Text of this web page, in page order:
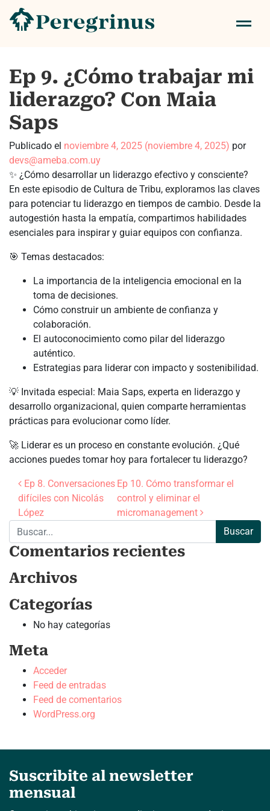
Ep 9. ¿Cómo trabajar mi
liderazgo? Con Maia
Saps
Publicado el noviembre 4, 2025 (noviembre 4, 2025) por
devs@ameba.com.uy
✨ ¿Cómo desarrollar un liderazgo efectivo y consciente?
En este episodio de Cultura de Tribu, exploramos las claves
para potenciar tu liderazgo en tiempos de cambio. Desde la
autogestión hasta la empatía, compartimos habilidades
esenciales para inspirar y guiar equipos con confianza.
🎯 Temas destacados:
La importancia de la inteligencia emocional en la
toma de decisiones.
Cómo construir un ambiente de confianza y
colaboración.
El autoconocimiento como pilar del liderazgo
auténtico.
Estrategias para liderar con impacto y sostenibilidad.
💡 Invitada especial: Maia Saps, experta en liderazgo y
desarrollo organizacional, quien comparte herramientas
prácticas para evolucionar como líder.
🚀 Liderar es un proceso en constante evolución. ¿Qué
acciones puedes tomar hoy para fortalecer tu liderazgo?
Navegación de entradas
Ep 8. Conversaciones
difíciles con Nicolás
López
Ep 10. Cómo transformar el
control y eliminar el
micromanagement
Buscar:
Comentarios recientes
Archivos
Categorías
No hay categorías
Meta
Acceder
Feed de entradas
Feed de comentarios
WordPress.org
Suscribite al newsletter
mensual